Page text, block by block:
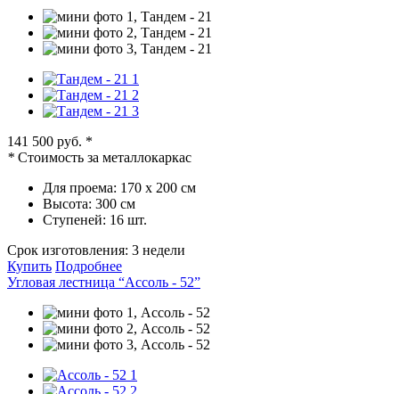
141 500 руб. *
* Стоимость за металлокаркас
Для проема: 170 х 200 см
Высота: 300 см
Ступеней: 16 шт.
Срок изготовления: 3 недели
Купить Подробнее
Угловая лестница “Ассоль - 52”